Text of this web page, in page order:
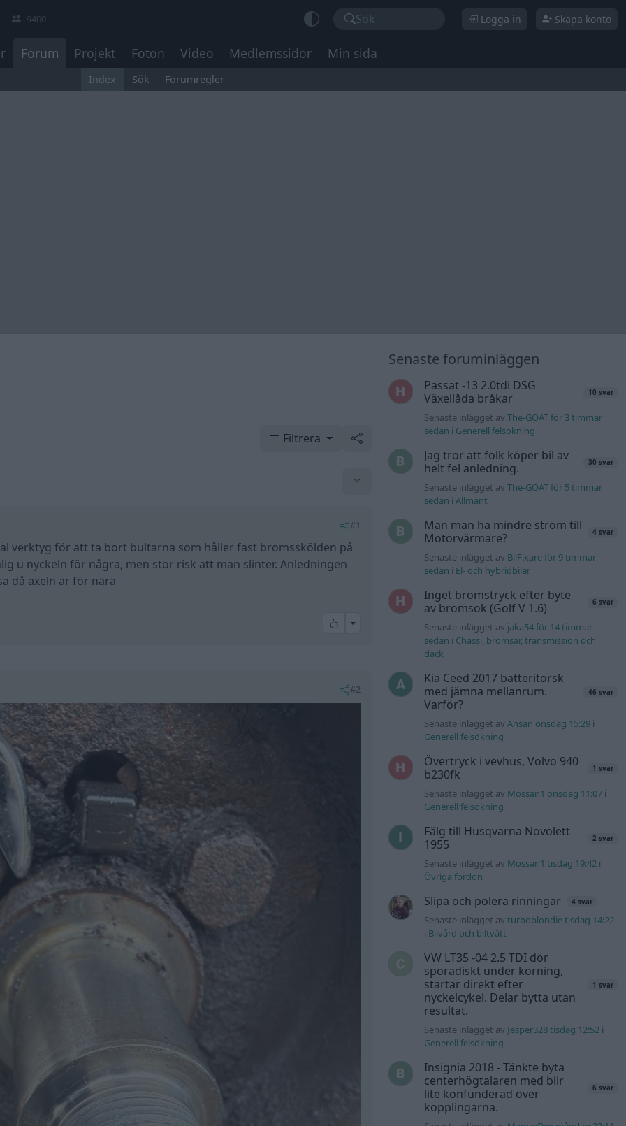
9400 Sök Logga in Skapa konto
Forum Projekt Foton Video Medlemssidor Min sida
Index Sök Forumregler
Filtrera
#1
verktyg för att ta bort bultarna som håller fast bromsskölden på
u nyckeln för några, men stor risk att man slinter. Anledningen
då axeln är för nära
All reactions
#2
Senaste foruminläggen
Passat -13 2.0tdi DSG
Växellåda bråkar
10 svar
Senaste inlägget avThe-GOAT för 3 timmar
sedan i Generell felsökning
Jag tror att folk köper bil av
helt fel anledning.
30 svar
Senaste inlägget avThe-GOAT för 5 timmar
sedan iAllmänt
Man man ha mindre ström till
Motorvärmare?
4 svar
Senaste inlägget av BilFixare för 9 timmar
sedan i El- och hybridbilar
Inget bromstryck efter byte
av bromsok (Golf V 1.6)
6 svar
Senaste inlägget av jaka54 för 14 timmar
sedan i Chassi, bromsar, transmission och
däck
Kia Ceed 2017 batteritorsk
med jämna mellanrum.
Varför?
46 svar
Senaste inlägget avAnsan onsdag 15:29 i
Generell felsökning
Övertryck i vevhus, Volvo 940
b230fk
1 svar
Senaste inlägget av Mossan1 onsdag 11:07 i
Generell felsökning
Fälg till Husqvarna Novolett
1955
2 svar
Senaste inlägget av Mossan1 tisdag 19:42 i
Övriga fordon
Slipa och polera rinningar 4 svar
Senaste inlägget avturboblondie tisdag 14:22
i Bilvård och biltvätt
VW LT35 -04 2.5 TDI dör
sporadiskt under körning,
startar direkt efter
nyckelcykel. Delar bytta utan
resultat.
1 svar
Senaste inlägget av Jesper328 tisdag 12:52 i
Generell felsökning
Insignia 2018 - Tänkte byta
centerhögtalaren med blir
lite konfunderad över
kopplingarna.
6 svar